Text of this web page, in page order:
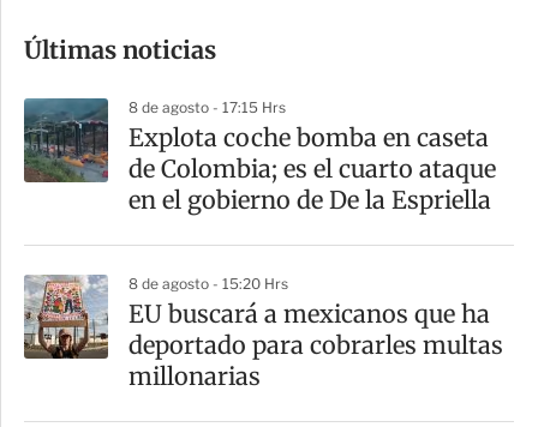
m
a
r
t
Últimas noticias
8 de agosto - 17:15 Hrs
Explota coche bomba en caseta
de Colombia; es el cuarto ataque
en el gobierno de De la Espriella
8 de agosto - 15:20 Hrs
EU buscará a mexicanos que ha
deportado para cobrarles multas
millonarias